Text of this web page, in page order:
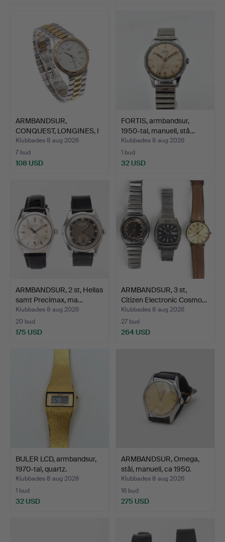
ARMBANDSUR,
CONQUEST, LONGINES, I
STÅL OCH…
Klubbades 8 aug 2026
7 bud
108 USD
FORTIS, armbandsur,
1950-tal, manuell, stå…
Klubbades 8 aug 2026
1 bud
32 USD
ARMBANDSUR, 2 st, Hellas
samt Precimax, ma…
Klubbades 8 aug 2026
20 bud
175 USD
ARMBANDSUR, 3 st,
Citizen Electronic Cosmo…
Klubbades 8 aug 2026
27 bud
264 USD
BULER LCD, armbandsur,
1970-tal, quartz.
Klubbades 8 aug 2026
1 bud
32 USD
ARMBANDSUR, Omega,
stål, manuell, ca 1950.
Klubbades 8 aug 2026
16 bud
275 USD